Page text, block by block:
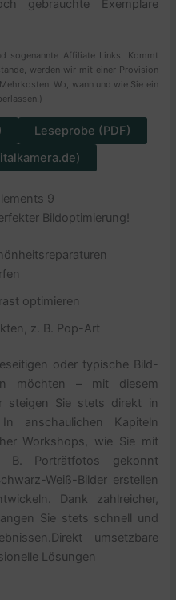
gebrauchte Exemplare
sogenannte Affiliate Links. Kommt
werden wir mit einer Provision
Wo, wann und wie Sie ein
Leseprobe (PDF)
9
Bildoptimierung!
optimieren
z. B. Pop-Art
oder typische Bild-
möchten – mit diesem
steigen Sie stets direkt in
anschaulichen Kapiteln
Workshops, wie Sie mit
B. Porträtfotos gekonnt
Weiß-Bilder erstellen
Dank zahlreicher,
Sie stets schnell und
umsetzbare
Lösungen